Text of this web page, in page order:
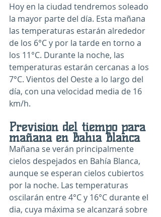
Hoy en la ciudad tendremos soleado
la mayor parte del día. Esta mañana
las temperaturas estarán alrededor
de los 6°C y por la tarde en torno a
los 11°C. Durante la noche, las
temperaturas estarán cercanas a los
7°C. Vientos del Oeste a lo largo del
día, con una velocidad media de 16
km/h.
Previsión del tiempo para
mañana en Bahía Blanca
Mañana se verán principalmente
cielos despejados en Bahía Blanca,
aunque se esperan cielos cubiertos
por la noche. Las temperaturas
oscilarán entre 4°C y 16°C durante el
dia, cuya máxima se alcanzará sobre